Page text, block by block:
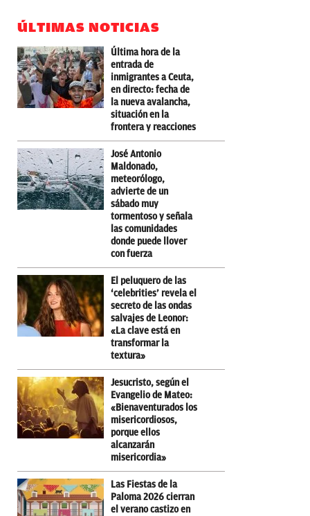
ÚLTIMAS NOTICIAS
Última hora de la
entrada de
inmigrantes a Ceuta,
en directo: fecha de
la nueva avalancha,
situación en la
frontera y reacciones
José Antonio
Maldonado,
meteorólogo,
advierte de un
sábado muy
tormentoso y señala
las comunidades
donde puede llover
con fuerza
El peluquero de las
‘celebrities’ revela el
secreto de las ondas
salvajes de Leonor:
«La clave está en
transformar la
textura»
Jesucristo, según el
Evangelio de Mateo:
«Bienaventurados los
misericordiosos,
porque ellos
alcanzarán
misericordia»
Las Fiestas de la
Paloma 2026 cierran
el verano castizo en